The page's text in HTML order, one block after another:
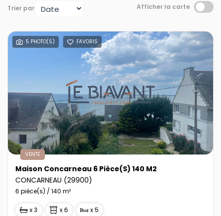
Trier par Afficher la carte
5 PHOTO(S) FAVORIS
VENTE
Maison Concarneau 6 Pièce(s) 140 M2
CONCARNEAU (29900)
6 pièce(s) / 140 m²
x 3 x 6 x 5